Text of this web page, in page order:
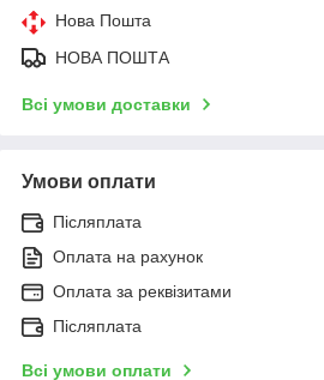
Нова Пошта
НОВА ПОШТА
Всі умови доставки
Умови оплати
Післяплата
Оплата на рахунок
Оплата за реквізитами
Післяплата
Всі умови оплати